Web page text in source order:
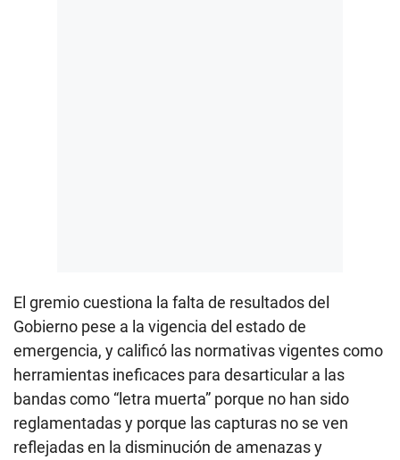
El gremio cuestiona la falta de resultados del
Gobierno pese a la vigencia del estado de
emergencia, y calificó las normativas vigentes como
herramientas ineficaces para desarticular a las
bandas como “letra muerta” porque no han sido
reglamentadas y porque las capturas no se ven
reflejadas en la disminución de amenazas y